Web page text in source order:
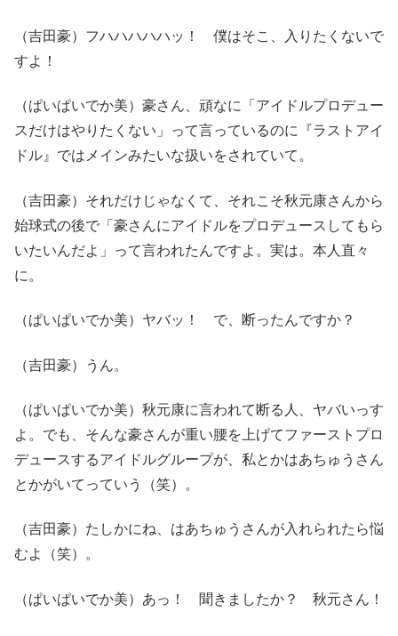
（吉田豪）フハハハハハッ！ 僕はそこ、入りたくないで
すよ！
（ぱいぱいでか美）豪さん、頑なに「アイドルプロデュー
スだけはやりたくない」って言っているのに『ラストアイ
ドル』ではメインみたいな扱いをされていて。
（吉田豪）それだけじゃなくて、それこそ秋元康さんから
始球式の後で「豪さんにアイドルをプロデュースしてもら
いたいんだよ」って言われたんですよ。実は。本人直々
に。
（ぱいぱいでか美）ヤバッ！ で、断ったんですか？
（吉田豪）うん。
（ぱいぱいでか美）秋元康に言われて断る人、ヤバいっす
よ。でも、そんな豪さんが重い腰を上げてファーストプロ
デュースするアイドルグループが、私とかはあちゅうさん
とかがいてっていう（笑）。
（吉田豪）たしかにね、はあちゅうさんが入れられたら悩
むよ（笑）。
（ぱいぱいでか美）あっ！ 聞きましたか？ 秋元さん！